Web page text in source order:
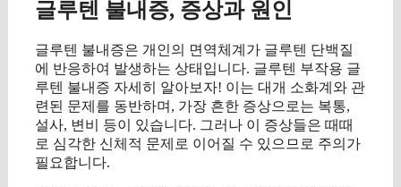
글루텐 불내증, 증상과 원인
글루텐 불내증은 개인의 면역체계가 글루텐 단백질
에 반응하여 발생하는 상태입니다. 글루텐 부작용 글
루텐 불내증 자세히 알아보자! 이는 대개 소화계와 관
련된 문제를 동반하며, 가장 흔한 증상으로는 복통,
설사, 변비 등이 있습니다. 그러나 이 증상들은 때때
로 심각한 신체적 문제로 이어질 수 있으므로 주의가
필요합니다.